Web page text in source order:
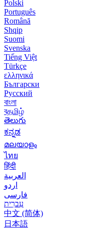
Polski
Português
Română
Shqip
Suomi
Svenska
Tiếng Việt
Türkçe
ελληνικά
Български
Русский
বাংলা
বதமிழ்
తెలుగు
ಕನ್ನಡ
മലയാളം
ไทย
हिंदी
العربية
اردو
فارسی
עִברִית
中文 (简体)
日本語